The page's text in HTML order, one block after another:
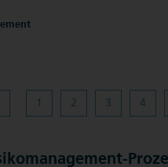
1 2 3 4